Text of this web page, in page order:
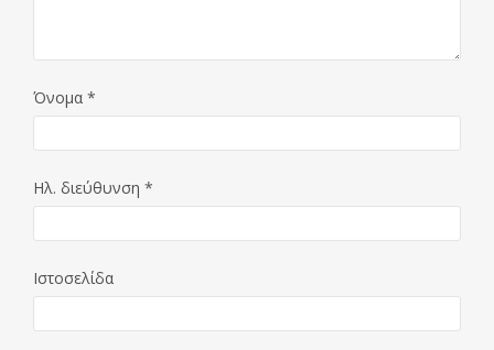
Όνομα *
Ηλ. διεύθυνση *
Ιστοσελίδα